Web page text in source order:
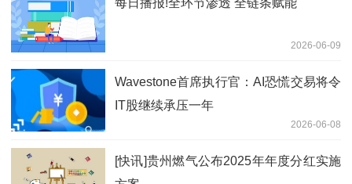
2026-06-09
Wavestone首席执行官：AI恐慌交易将令
IT股继续承压一年
2026-06-08
[快讯]贵州燃气公布2025年年度分红实施